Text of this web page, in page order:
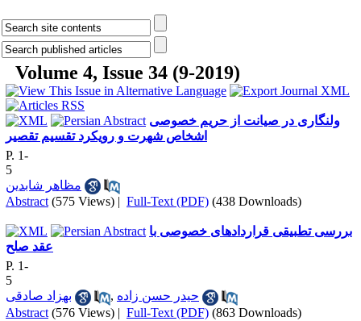
Volume 4, Issue 34 (9-2019)
ولنگاری در صیانت از حریم خصوصی
اشخاص شهرت و رویکرد تقسیم تقصیر
P. 1-
5
مظاهر شابدین
Abstract (575 Views) | Full-Text (PDF) (438 Downloads)
بررسی تطبیقی قراردادهای خصوصی با
عقد صلح
P. 1-
5
بهزاد صادقی
, حیدر حسن زاده
Abstract (576 Views) | Full-Text (PDF) (863 Downloads)